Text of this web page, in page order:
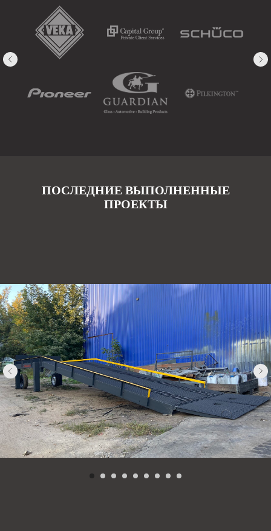
ПОСЛЕДНИЕ ВЫПОЛНЕННЫЕ
ПРОЕКТЫ